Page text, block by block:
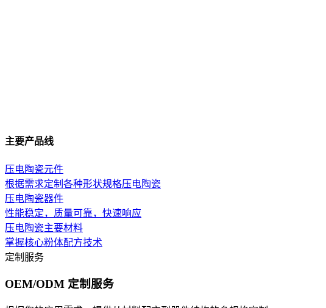
主要产品线
压电陶瓷元件
根据需求定制各种形状规格压电陶瓷
压电陶瓷器件
性能稳定，质量可靠，快速响应
压电陶瓷主要材料
掌握核心粉体配方技术
定制服务
OEM/ODM 定制服务